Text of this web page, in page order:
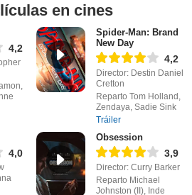
en cines
4,2
Spider-Man: Brand
New Day
4,2
Director: Destin Daniel
Cretton
Reparto Tom Holland,
Zendaya, Sadie Sink
Tráiler
4,0
Obsession
3,9
Director: Curry Barker
Reparto Michael
Johnston (II), Inde